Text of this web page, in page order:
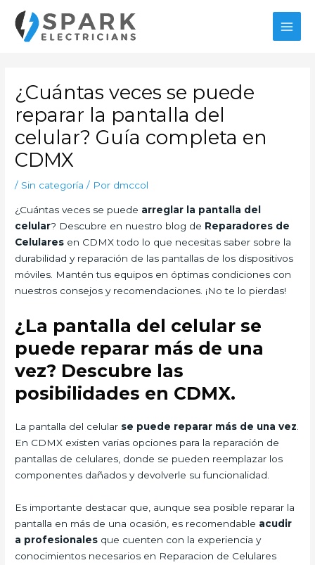
contenido
¿Cuántas veces se puede
reparar la pantalla del
celular? Guía completa en
CDMX
/ Sin categoría / Por dmccol
¿Cuántas veces se puede arreglar la pantalla del
celular? Descubre en nuestro blog de Reparadores de
Celulares en CDMX todo lo que necesitas saber sobre la
durabilidad y reparación de las pantallas de los dispositivos
móviles. Mantén tus equipos en óptimas condiciones con
nuestros consejos y recomendaciones. ¡No te lo pierdas!
¿La pantalla del celular se
puede reparar más de una
vez? Descubre las
posibilidades en CDMX.
La pantalla del celular se puede reparar más de una vez
En CDMX existen varias opciones para la reparación de
pantallas de celulares, donde se pueden reemplazar los
componentes dañados y devolverle su funcionalidad.
Es importante destacar que, aunque sea posible reparar la
pantalla en más de una ocasión, es recomendable acudir
a profesionales que cuenten con la experiencia y
conocimientos necesarios en Reparacion de Celulares